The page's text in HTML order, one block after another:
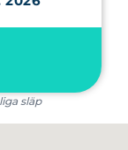
släp